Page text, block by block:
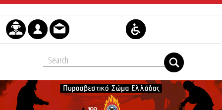
Skip to Content